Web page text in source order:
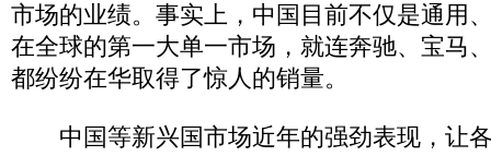
市场的业绩。事实上，中国目前不仅是通用
在全球的第一大单一市场，就连奔驰、宝马
都纷纷在华取得了惊人的销量。
中国等新兴国市场近年的强劲表现，让